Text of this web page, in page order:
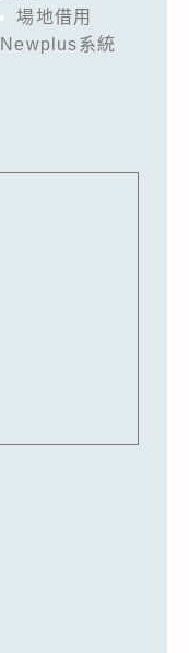
場地借用
系統